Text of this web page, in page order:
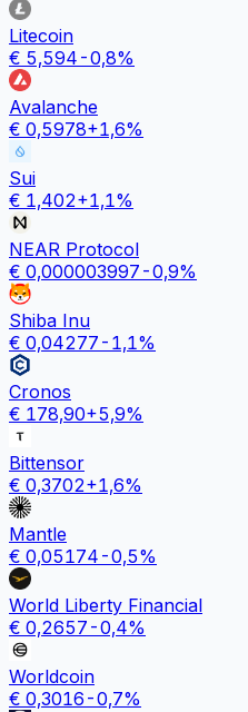
Litecoin
€ 5,594 -0,8%
Avalanche
€ 0,5978+1,6%
Sui
€ 1,402+1,1%
NEAR Protocol
€ 0,000003997 -0,9%
Shiba Inu
€ 0,04277 -1,1%
Cronos
€ 178,90+5,9%
Bittensor
€ 0,3702+1,6%
Mantle
€ 0,05174 -0,5%
World Liberty Financial
€ 0,2657 -0,4%
Worldcoin
€ 0,3016 -0,7%